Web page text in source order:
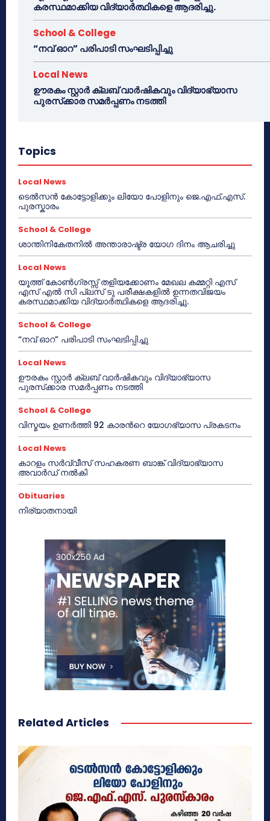
കരസ്ഥമാക്കിയ വിദ്യാർത്ഥികളെ ആദരിച്ചു.
School & College
“നവ് ഓറ” പരിപാടി സംഘടിപ്പിച്ചു
Local News
ഊരകം സ്റ്റാർ ക്ലബ് വാർഷികവും വിദ്യാഭ്യാസ
പുരസ്‌ക്കാര സമർപ്പണം നടത്തി
Topics
Local News
ടെൽസൻ കോട്ടോളിക്കും ലിയോ പോളിനും ജെ.എഫ്.എസ്.
പുരസ്കാരം
School & College
ശാന്തിനികേതനിൽ അന്താരാഷ്ട്ര യോഗ ദിനം ആചരിച്ചു
Local News
യൂത്ത് കോൺഗ്രസ്സ് തളിയക്കോണം മേഖല കമ്മറ്റി എസ്
എസ് എൽ സി പ്ലസ് ടു പരീക്ഷകളിൽ ഉന്നതവിജയം
കരസ്ഥമാക്കിയ വിദ്യാർത്ഥികളെ ആദരിച്ചു.
School & College
“നവ് ഓറ” പരിപാടി സംഘടിപ്പിച്ചു
Local News
ഊരകം സ്റ്റാർ ക്ലബ് വാർഷികവും വിദ്യാഭ്യാസ
പുരസ്‌ക്കാര സമർപ്പണം നടത്തി
School & College
വിസ്മയം ഉണർത്തി 92 കാരൻറെ യോഗഭ്യാസ പ്രകടനം
Local News
കാറളം സർവ്വീസ് സഹകരണ ബാങ്ക് വിദ്യാഭ്യാസ
അവാർഡ് നൽകി
Obituaries
നിര്യാതനായി
Related Articles